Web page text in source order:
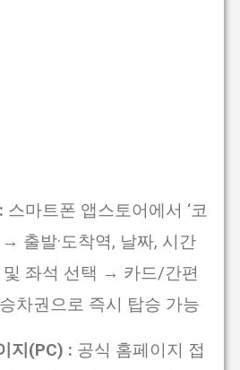
스마트폰 앱스토어에서 ‘코
→ 출발·도착역, 날짜, 시간
좌석 선택 → 카드/간편
차권으로 즉시 탑승 가능
지(PC) : 공식 홈페이지 접